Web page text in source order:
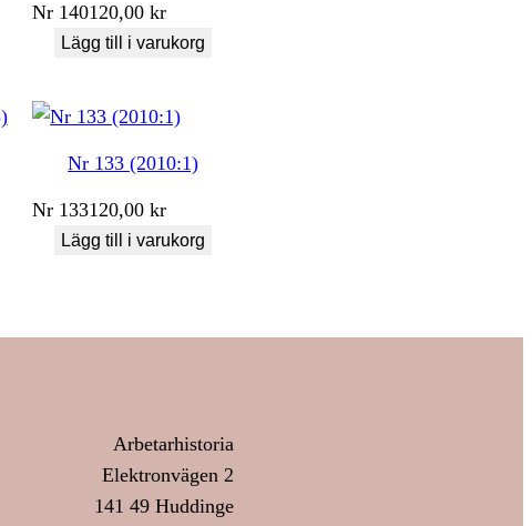
Nr 140120,00kr
Lägg till i varukorg
Nr 133 (2010:1)
Nr 133120,00kr
Lägg till i varukorg
Arbetarhistoria
Elektronvägen 2
141 49 Huddinge